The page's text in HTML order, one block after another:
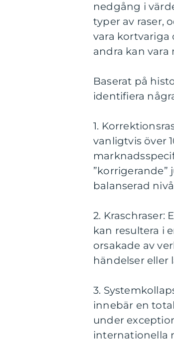
nedgång i
typer av raser,
vara kortvariga
andra kan vara
Baserat på
identifiera
1.
vanligtvis över
balanserad
2. Kraschraser:
kan resultera i
orsakade av
händelser eller
3.
innebär en
under
internationella